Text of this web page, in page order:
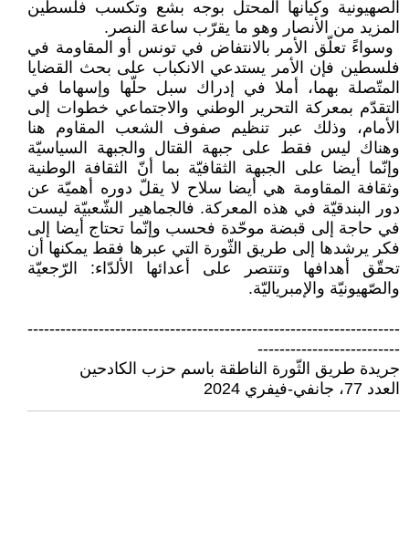
الصهيونية ‏وكيانها المحتل بوجه بشع وتكسب ‏فلسطين
المزيد من الأنصار وهو ما ‏يقرّب ساعة النصر.‏
‏ وسواءً تعلّق الأمر بالانتفاض في ‏تونس أو المقاومة في
فلسطين فإن الأمر ‏يستدعي الانكباب على بحث القضايا
‏المتّصلة بهما، أملا في إدراك سبل حلّها ‏وإسهاما في
التقدّم بمعركة التحرير ‏الوطني والاجتماعي خطوات إلى
الأمام، ‏وذلك عبر تنظيم صفوف الشعب المقاوم ‏هنا
وهناك ليس فقط على جبهة القتال ‏والجبهة السياسيّة
وإنّما أيضا على الجبهة ‏الثقافيّة بما أنّ الثقافة الوطنية
وثقافة ‏المقاومة هي أيضا سلاح لا يقلّ دوره ‏أهميّة عن
دور البندقيّة في هذه المعركة. ‏فالجماهير الشّعبيّة ليست
في حاجة إلى ‏قبضة موحّدة فحسب وإنّما تحتاج أيضا ‏إلى
فكر يرشدها إلى طريق الثّورة التي ‏عبرها فقط يمكنها أن
تحقّق أهدافها ‏وتنتصر على أعدائها الألدّاء: الرّجعيّة
‏والصّهيونيّة والإمبرياليّة.‏
‏--------------------------------------------------------------------
--------------------------‏
جريدة طريق الثّورة الناطقة باسم حزب الكادحين
العدد 77، جانفي-فيفري 2024